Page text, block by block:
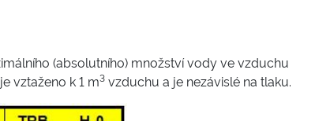
(absolutního) množství vody ve vzduchu
vztaženo k 1 m3vzduchu a je nezávislé na tlaku.